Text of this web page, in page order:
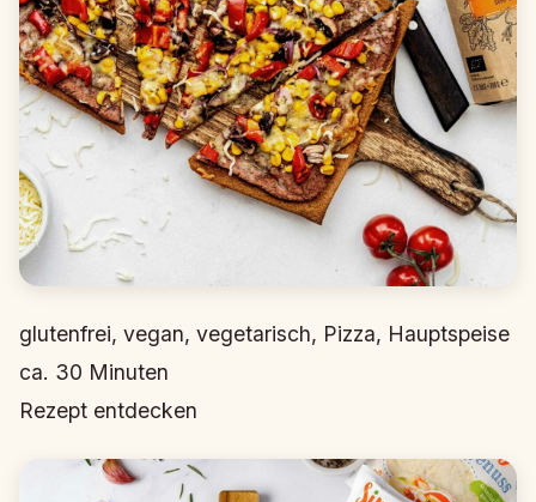
glutenfrei, vegan, vegetarisch, Pizza, Hauptspeise
ca. 30 Minuten
Rezept entdecken